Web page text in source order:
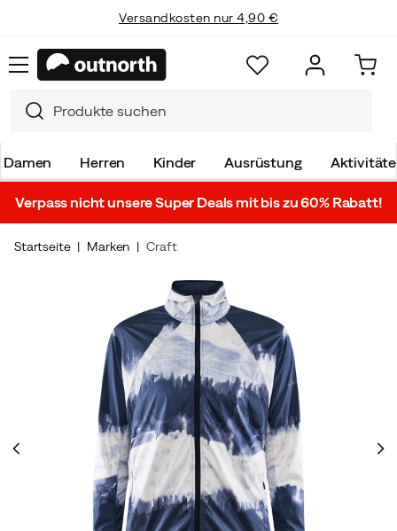
Versandkosten nur 4,90 €
Damen Herren Kinder Ausrüstung
Verpass nicht unsere Super Deals mit bis zu 60% Rabatt!
Startseite Marken Craft